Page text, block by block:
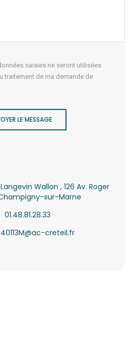
saisies ne seront utilisées
traitement de ma demande de
LE MESSAGE
Wallon , 126 Av. Roger
sur-Marne
01.48.81.28.33
creteil.fr